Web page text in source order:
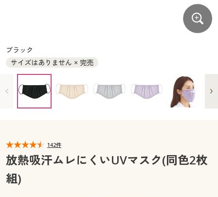
大きいサイズ 事務・制服
カタログ・チラシからのご注文
デジタルカタログ
カタログ無料プレゼント
マイページ
閲覧履歴
カタログ無料プレゼント
会員メニュー
閲覧履歴
お気に入り
ブラック
サイズはありません × 完売
142件
放熱吸汗ムレにくいUVマスク(同色2枚
組)